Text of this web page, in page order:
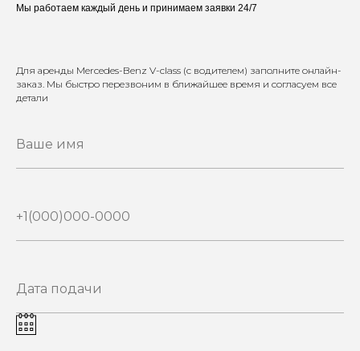
Мы работаем каждый день и принимаем заявки 24/7
Для аренды Mercedes-Benz V-class (с водителем) заполните онлайн-
заказ. Мы быстро перезвоним в ближайшее время и согласуем все
детали